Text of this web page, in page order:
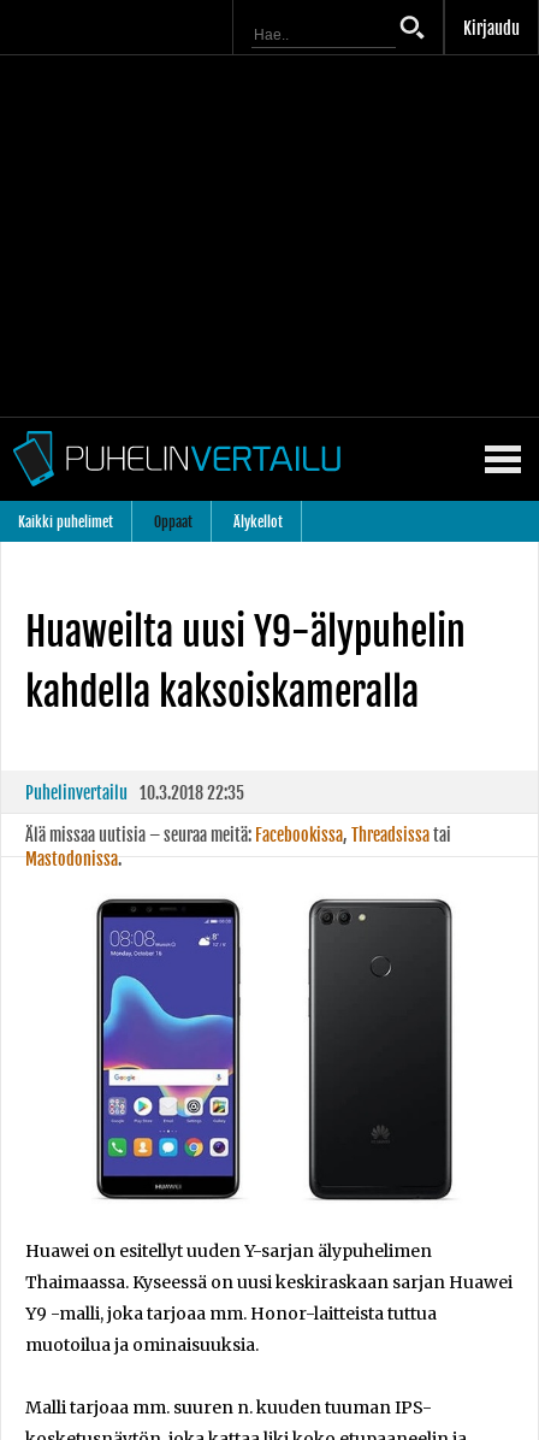
Kirjaudu
Kaikki puhelimet Oppaat Älykellot
Huaweilta uusi Y9-älypuhelin
kahdella kaksoiskameralla
Puhelinvertailu 10.3.2018 22:35
Älä missaa uutisia – seuraa meitä: Facebookissa, Threadsissatai
Mastodonissa.
Huawei on esitellyt uuden Y-sarjan älypuhelimen
Thaimaassa. Kyseessä on uusi keskiraskaan sarjan Huawei
Y9 -malli, joka tarjoaa mm. Honor-laitteista tuttua
muotoilua ja ominaisuuksia.
Malli tarjoaa mm. suuren n. kuuden tuuman IPS-